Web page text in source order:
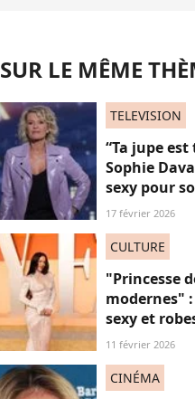
SUR LE MÊME
TELEVISION
“Ta jupe
Sophie
sexy pour
des femmes
17 février 2026
CULTURE
"Princesse
modernes"
sexy et
cette
de "diva"
11 février 2026
CINÉMA